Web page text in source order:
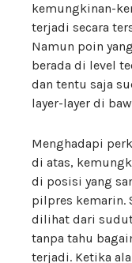
kemungkinan-
terjadi secara
Namun poin
berada di level
dan tentu saja
layer-layer di
Menghadapi
di atas,
di posisi yang
pilpres kemarin.
dilihat dari
tanpa tahu
terjadi. Ketika